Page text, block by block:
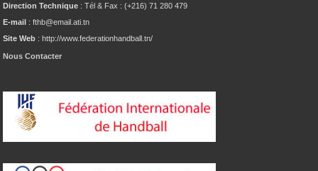
Direction Technique : Tél & Fax : (+216) 71 280 479
E-mail : fthb@email.ati.tn
Site Web : http://www.federationhandball.tn/
Nous Contacter